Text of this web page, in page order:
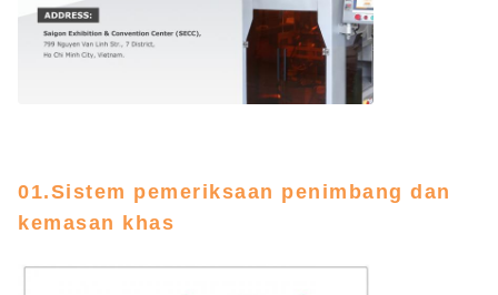
01.Sistem pemeriksaan penimbang dan
kemasan khas